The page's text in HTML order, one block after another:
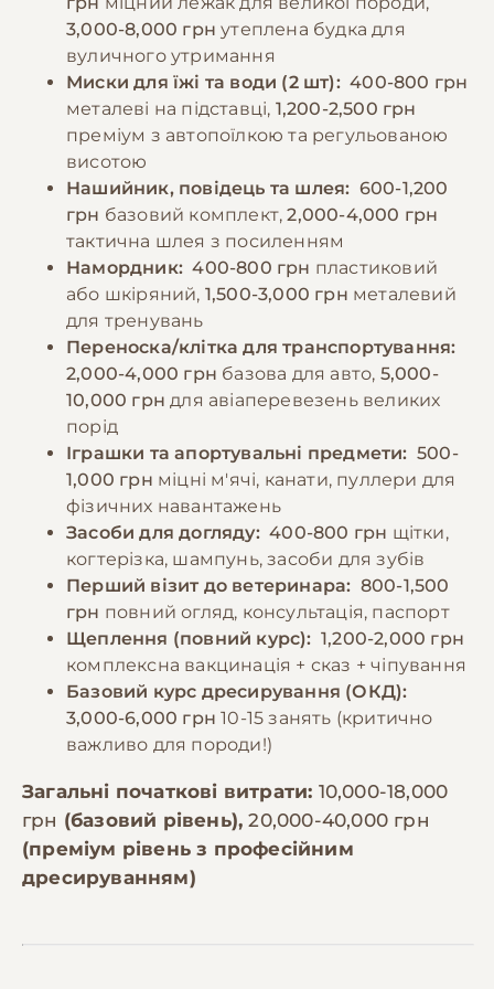
🎁 −10% на зоотовари
За промокодом E-PET
дворазове харчування. Важливо
забезпечити постійний доступ до свіжої
води та контролювати розмір порцій для
запобігання ожирінню.
🎁 −10% на зоотовари
За промокодом E-PET
3,000-8,000 грн утеплена будка для
вуличного утримання
Миски для їжі та води (2 шт): 400-800 грн
металеві на підставці, 1,200-2,500 грн
преміум з автопоїлкою та регульованою
висотою
Нашийник, повідець та шлея: 600-1,200
грн базовий комплект,2,000-4,000 грн
тактична шлея з посиленням
Намордник: 400-800 грн пластиковий
або шкіряний, 1,500-3,000 грн металевий
для тренувань
Переноска/клітка для транспортування:
2,000-4,000 грн базова для авто, 5,000-
10,000 грн для авіаперевезень великих
порід
Іграшки та апортувальні предмети: 500-
1,000 грн міцні м'ячі, канати, пуллери для
фізичних навантажень
Засоби для догляду: 400-800 грн щітки,
когтерізка, шампунь, засоби для зубів
Перший візит до ветеринара: 800-1,500
грн повний огляд, консультація, паспорт
Щеплення (повний курс): 1,200-2,000 грн
комплексна вакцинація + сказ + чіпування
Базовий курс дресирування (ОКД):
3,000-6,000 грн 10-15 занять (критично
важливо для породи!)
Загальні початкові витрати: 10,000-18,000
грн (базовий рівень),20,000-40,000 грн
(преміум рівень з професійним
дресируванням)